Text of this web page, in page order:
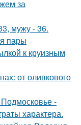
за
мужу - 36.
пары
к круизным
от оливкового
-
характера.